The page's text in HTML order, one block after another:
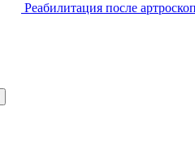
Реабилитация после